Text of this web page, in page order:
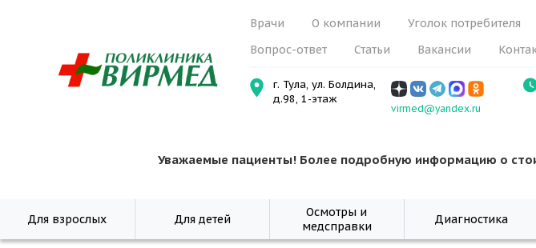
Врачи О компании Уголок потребителя
Вопрос-ответ
Статьи Вакансии
г. Тула, ул. Болдина,
д.98, 1-этаж
virmed@yandex.ru
Уважаемые пациенты! Более подробную информацию о
Для взрослых Для детей
Осмотры и
медсправки
Диагностика